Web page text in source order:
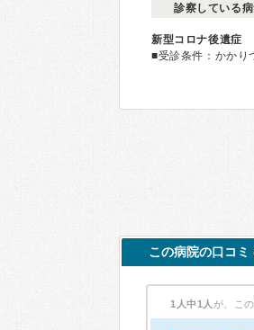
診察している
新型コロナ後遺症
■受診条件：かかり
この病院の口コミ
1人中1人 が、こ